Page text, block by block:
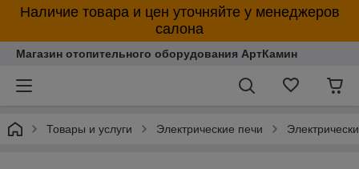
Наличие товара и цен уточняйте у менеджеров
салона
Магазин отопительного оборудования АртКамин
Товары и услуги Электрические печи